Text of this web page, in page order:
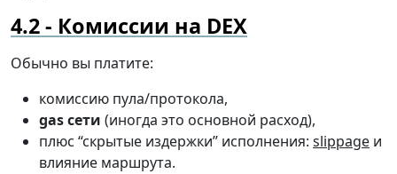
Комиссии на DEX
Обычно вы платите:
комиссию пула/протокола,
gas сети (иногда это основной расход),
плюс “скрытые издержки” исполнения: slippage и
влияние маршрута.